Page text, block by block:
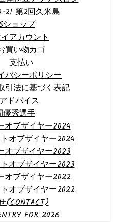
21 第2回久米島
ショップ
アカウント
買い物カゴ
支払い
バシーポリシー
引法に基づく表記
ドバイス
優秀選手
オブザイヤー2024
オブザイヤー2024
オブザイヤー2023
オブザイヤー2023
オブザイヤー2022
オブザイヤー2022
(CONTACT)
FOR 2026